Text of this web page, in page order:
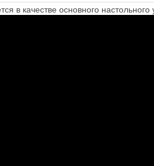
в качестве основного